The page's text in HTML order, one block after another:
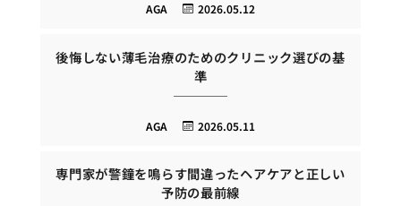
2026.05.12
AGA
後悔しない薄毛治療のためのクリニック選びの基
準
2026.05.11
AGA
専門家が警鐘を鳴らす間違ったヘアケアと正しい
予防の最前線